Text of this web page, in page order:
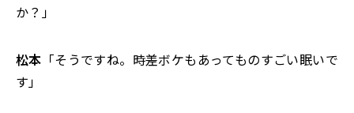
か？」
松本 「そうですね。時差ボケもあってものすごい眠いで
す」